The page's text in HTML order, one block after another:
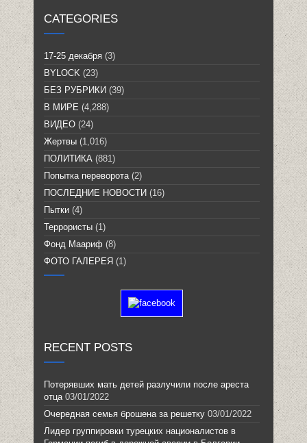
CATEGORIES
17-25 декабря (3)
BYLOCK (23)
БЕЗ РУБРИКИ (39)
В МИРЕ (4,288)
ВИДЕО (24)
Жертвы (1,016)
ПОЛИТИКА (881)
Попытка переворота (2)
ПОСЛЕДНИЕ НОВОСТИ (16)
Пытки (4)
Террористы (1)
Фонд Маариф (8)
ФОТО ГАЛЕРЕЯ (1)
RECENT POSTS
Потерявших мать детей разлучили после ареста
отца 03/01/2022
Очередная семья брошена за решетку 03/01/2022
Лидер группировки турецких националистов в